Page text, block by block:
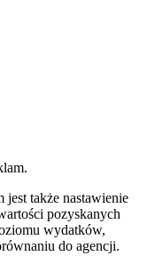
jest także nastawienie
pozyskanych
wydatków,
do agencji.